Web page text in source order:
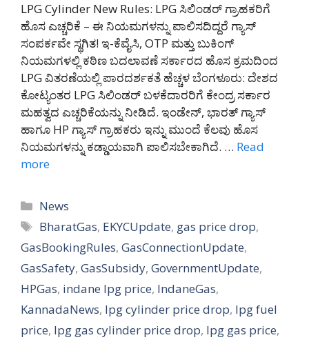
LPG Cylinder New Rules: LPG ಸಿಲಿಂಡರ್ ಗ್ರಾಹಕರಿಗೆ
ಹೊಸ ಎಚ್ಚರಿಕೆ – ಈ ನಿಯಮಗಳನ್ನು ಪಾಲಿಸದಿದ್ದರೆ ಗ್ಯಾಸ್
ಸಂಪರ್ಕವೇ ಸ್ಥಗಿತ! ಇ-ಕೆವೈಸಿ, OTP ಮತ್ತು ಬುಕಿಂಗ್
ನಿಯಮಗಳಲ್ಲಿ ಕಠಿಣ ಬದಲಾವಣೆ ಸರ್ಕಾರದ ಹೊಸ ಕ್ರಮದಿಂದ
LPG ವಿತರಣೆಯಲ್ಲಿ ಪಾರದರ್ಶಕತೆ ಹೆಚ್ಚಳ ಬೆಂಗಳೂರು: ದೇಶದ
ಕೋಟ್ಯಂತರ LPG ಸಿಲಿಂಡರ್ ಬಳಕೆದಾರರಿಗೆ ಕೇಂದ್ರ ಸರ್ಕಾರ
ಮಹತ್ವದ ಎಚ್ಚರಿಕೆಯನ್ನು ನೀಡಿದೆ. ಇಂಡೇನ್, ಭಾರತ್ ಗ್ಯಾಸ್
ಹಾಗೂ HP ಗ್ಯಾಸ್ ಗ್ರಾಹಕರು ಇನ್ನು ಮುಂದೆ ಕೆಲವು ಹೊಸ
ನಿಯಮಗಳನ್ನು ಕಡ್ಡಾಯವಾಗಿ ಪಾಲಿಸಬೇಕಾಗಿದೆ. … Read
more
Categories
News
Tags
BharatGas, EKYCUpdate, gas price drop,
GasBookingRules, GasConnectionUpdate,
GasSafety, GasSubsidy, GovernmentUpdate,
HPGas, indane lpg price, IndaneGas,
KannadaNews, lpg cylinder price drop, lpg fuel
price, lpg gas cylinder price drop, lpg gas price,